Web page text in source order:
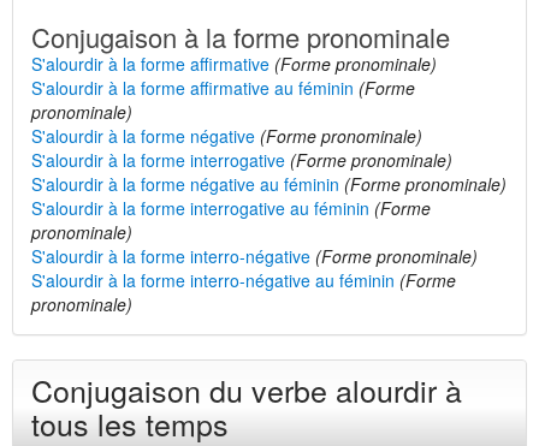
Conjugaison à la forme pronominale
S'alourdir à la forme affirmative (Forme pronominale)
S'alourdir à la forme affirmative au féminin (Forme
pronominale)
S'alourdir à la forme négative (Forme pronominale)
S'alourdir à la forme interrogative (Forme pronominale)
S'alourdir à la forme négative au féminin (Forme pronominale)
S'alourdir à la forme interrogative au féminin (Forme
pronominale)
S'alourdir à la forme interro-négative (Forme pronominale)
S'alourdir à la forme interro-négative au féminin (Forme
pronominale)
Conjugaison du verbe alourdir à
tous les temps